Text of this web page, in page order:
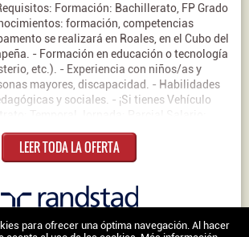
Formación: Bachillerato, FP Grado
formación, competencias
se realizará en Roales, en el Cubo del
- Formación en educación o tecnología
etc.). - Experiencia con niños/as y
mayores, discapacidad. - Habilidades
y sociales. - ¡Si tienes Vehículo
LEER TODA LA OFERTA
| Ofertas en Twitter|Aviso legal|Política de
para ofrecer una óptima navegación. Al hacer